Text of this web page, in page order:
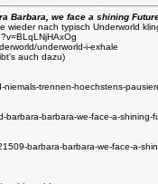
Barbara, we face a shining
wieder nach typisch Underworld
underworld-i-exhale
auch dazu)
niemals-trennen-hoechstens-
barbara-barbara-we-face-a-shining-
barbara-barbara-we-face-a-